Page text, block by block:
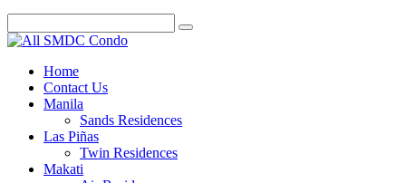
Home
Contact Us
Manila
Sands Residences
Las Piñas
Twin Residences
Makati